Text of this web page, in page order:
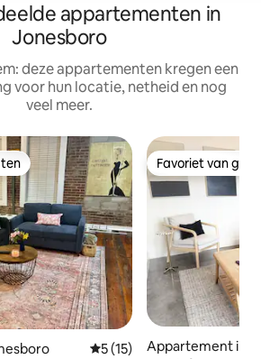
appartementen in
Jonesboro
deze appartementen kregen een
voor hun locatie, netheid en nog
veel meer.
Gemiddelde beoordeling
5 (15)
Favoriet van
Favoriet van
Appartement in